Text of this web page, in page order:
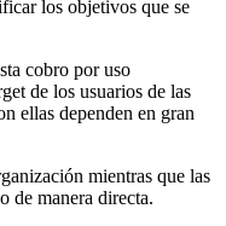
los objetivos que se
cobro por uso
de los usuarios de las
ellas dependen en gran
mientras que las
de manera directa.